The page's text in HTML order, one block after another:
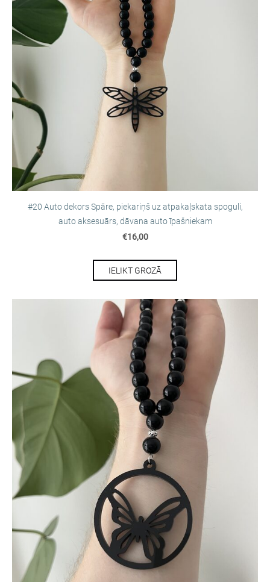
#20 Auto dekors Spāre, piekariņš uz atpakaļskata spoguli,
auto aksesuārs, dāvana auto īpašniekam
€16,00
IELIKT GROZĀ